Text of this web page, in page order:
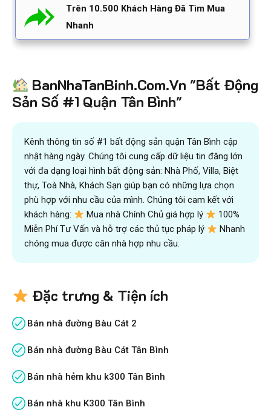
Trên 10.500 Khách Hàng Đã Tìm Mua
Nhanh
BanNhaTanBinh.Com.Vn "Bất Động
Sản Số #1 Quận Tân Bình"
Kênh thông tin số #1 bất động sản quận Tân Bình cập
nhật hàng ngày. Chúng tôi cung cấp dữ liệu tin đăng lớn
với đa dạng loại hình bất động sản: Nhà Phố, Villa, Biệt
thự, Toà Nhà, Khách Sạn giúp bạn có những lựa chọn
phù hợp với nhu cầu của mình. Chúng tôi cam kết với
khách hàng:
Mua nhà Chính Chủ giá hợp lý
100%
Miễn Phí Tư Vấn và hỗ trợ các thủ tục pháp lý
Nhanh
chóng mua được căn nhà hợp nhu cầu.
Đặc trưng & Tiện ích
Bán nhà đường Bàu Cát 2
Bán nhà đường Bàu Cát Tân Bình
Bán nhà hẻm khu k300 Tân Bình
Bán nhà khu K300 Tân Bình